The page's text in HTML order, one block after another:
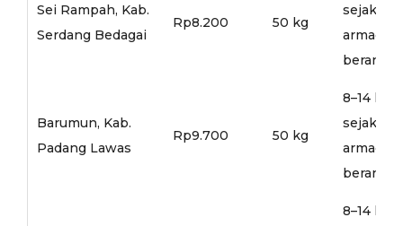
Sei Rampah, Kab.
Serdang Bedagai
Rp8.200 50 kg
sejak
armada
Barumun, Kab.
Padang Lawas
Rp9.700 50 kg
8–14 hari
sejak
armada
8–14 hari